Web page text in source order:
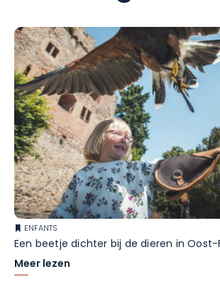
ENFANTS
Een beetje dichter bij de dieren in Oost-
Meer lezen